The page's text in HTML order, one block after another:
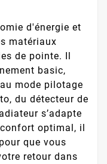
d'énergie et
matériaux
de pointe. Il
basic,
mode pilotage
du détecteur de
s’adapte
optimal, il
que vous
retour dans